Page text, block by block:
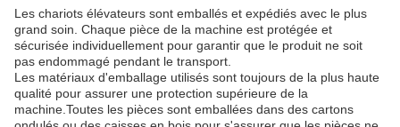
Les chariots élévateurs sont emballés et expédiés avec le plus
grand soin. Chaque pièce de la machine est protégée et
sécurisée individuellement pour garantir que le produit ne soit
pas endommagé pendant le transport.
Les matériaux d'emballage utilisés sont toujours de la plus haute
qualité pour assurer une protection supérieure de la
machine.Toutes les pièces sont emballées dans des cartons